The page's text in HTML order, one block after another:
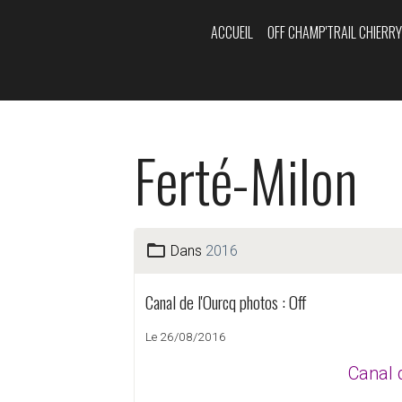
ACCUEIL OFF CHAMP'TRAIL CHIERRY
Ferté-Milon
Dans 2016
Canal de l'Ourcq photos : Off
Le 26/08/2016
Canal